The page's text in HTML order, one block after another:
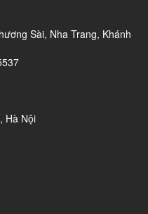
Sài, Nha Trang, Khánh
Hà Nội